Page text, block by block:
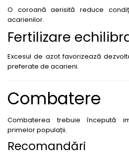
CULTURI HORTICOLE
Fertilizanți foliari
DOVLEAC
Insecticide
Fungicide
Insecticide
Dezinfectant sol
FASOLE
Tratament semințe
Tratament semințe
Fungicide
Biostimulatori
Fertilizanți foliari
LEGUME în câmp
LEGUME ÎN SERĂ
LEGUME ÎN SPAȚII PROTEJATE
Insecticide
LEGUME RĂDĂCINOASE
O coroană aerisită reduce
acarienilor.
Fertilizare
Excesul de azot favorizează
preferate de acarieni.
Combatere
Combaterea trebuie începută
primelor populații.
Recomandări